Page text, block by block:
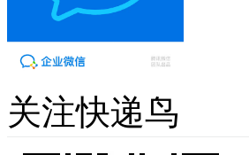
关注快递鸟